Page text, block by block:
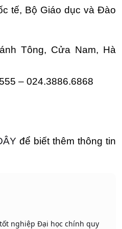
tế, Bộ Giáo dục và Đào
Tông, Cửa Nam, Hà
– 024.3886.6868
để biết thêm thông tin
nghiệp Đại học chính quy